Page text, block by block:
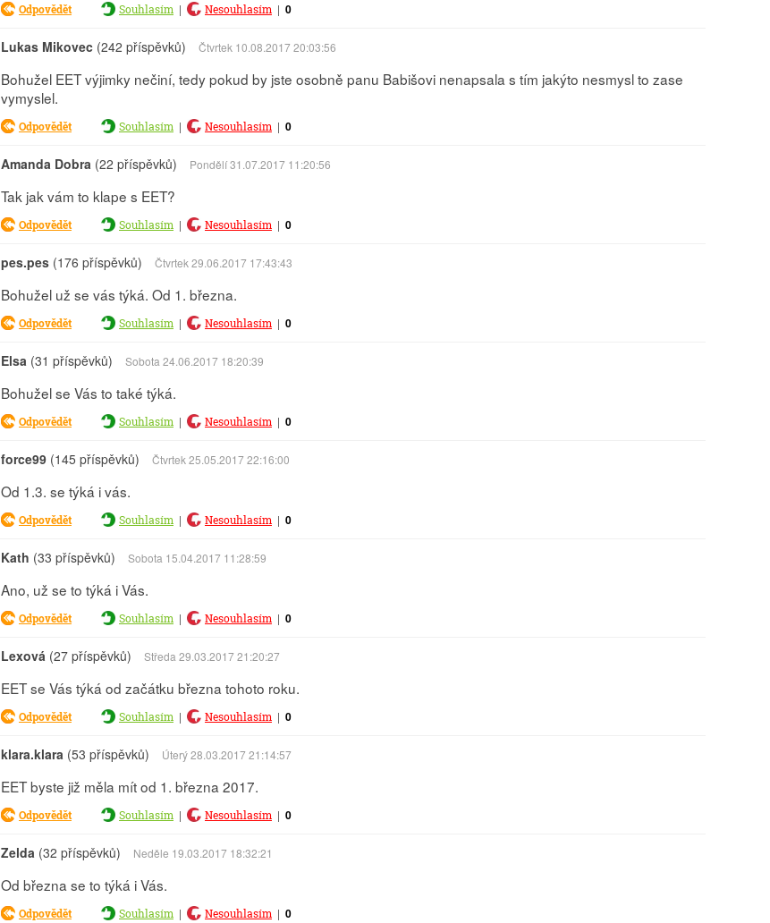
Odpovědět Souhlasím | Nesouhlasím | 0
Lukas Mikovec (242 příspěvků) Čtvrtek 10.08.2017 20:03:56
Bohužel EET výjimky nečiní, tedy pokud by jste osobně panu Babišovi nenapsala s tím jakýto nesmysl to zase
vymyslel.
Odpovědět Souhlasím | Nesouhlasím | 0
Amanda Dobra (22 příspěvků) Pondělí 31.07.2017 11:20:56
Tak jak vám to klape s EET?
Odpovědět Souhlasím | Nesouhlasím | 0
pes.pes (176 příspěvků) Čtvrtek 29.06.2017 17:43:43
Bohužel už se vás týká. Od 1. března.
Odpovědět Souhlasím | Nesouhlasím | 0
Elsa (31 příspěvků) Sobota 24.06.2017 18:20:39
Bohužel se Vás to také týká.
Odpovědět Souhlasím | Nesouhlasím | 0
force99 (145 příspěvků) Čtvrtek 25.05.2017 22:16:00
Od 1.3. se týká i vás.
Odpovědět Souhlasím | Nesouhlasím | 0
Kath (33 příspěvků) Sobota 15.04.2017 11:28:59
Ano, už se to týká i Vás.
Odpovědět Souhlasím | Nesouhlasím | 0
Lexová (27 příspěvků) Středa 29.03.2017 21:20:27
EET se Vás týká od začátku března tohoto roku.
Odpovědět Souhlasím | Nesouhlasím | 0
klara.klara (53 příspěvků) Úterý 28.03.2017 21:14:57
EET byste již měla mít od 1. března 2017.
Odpovědět Souhlasím | Nesouhlasím | 0
Zelda (32 příspěvků) Neděle 19.03.2017 18:32:21
Od března se to týká i Vás.
Odpovědět Souhlasím | Nesouhlasím | 0